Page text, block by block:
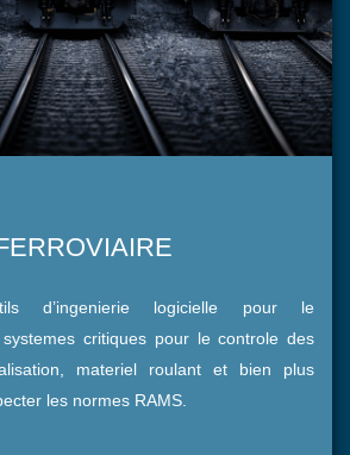
d’ingenierie logicielle pour le
critiques pour le controle des
materiel roulant et bien plus
les normes RAMS.